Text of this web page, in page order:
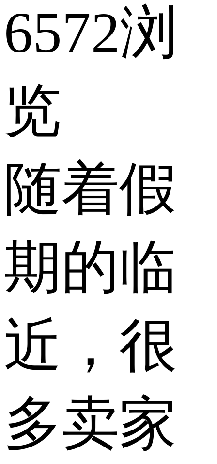
6572浏
览
随着假
期的临
近，很
多卖家